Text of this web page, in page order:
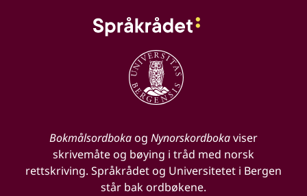
Bokmålsordbokaog Nynorskordbokaviser
skrivemåte og bøying i tråd med norsk
rettskriving. Språkrådet og Universitetet i Bergen
står bak ordbøkene.